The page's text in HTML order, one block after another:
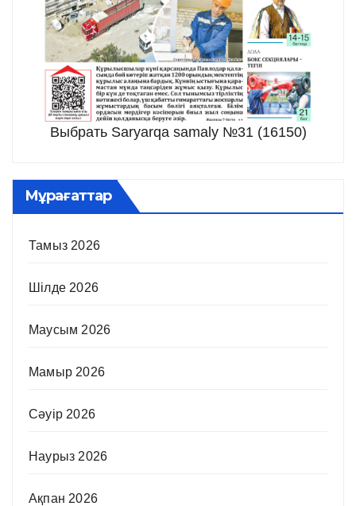
Выбрать Saryarqa samaly №31 (16150)
Мұрағаттар
Тамыз 2026
Шілде 2026
Маусым 2026
Мамыр 2026
Сәуір 2026
Наурыз 2026
Ақпан 2026